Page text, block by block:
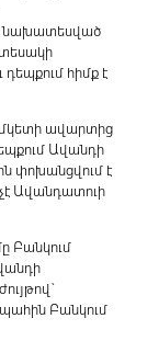
հիմք է
ավարտից
Ավանդի
փոխանցվում է
Ավանդատուի
Բանկում
Բանկում